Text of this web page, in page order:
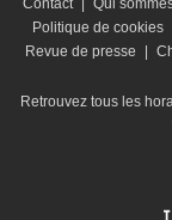
Contact Qui
Politique de cookies
Revue de presse
Retrouvez tous les